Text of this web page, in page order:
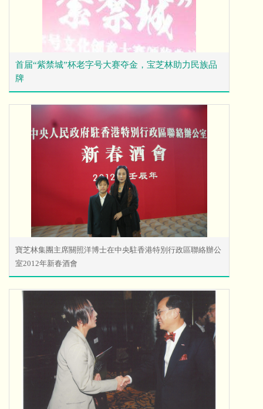
首届“紫禁城”杯老字号大赛夺金，宝芝林助力民族品
牌
寶芝林集團主席關照洋博士在中央駐香港特別行政區聯絡辦公
室2012年新春酒會